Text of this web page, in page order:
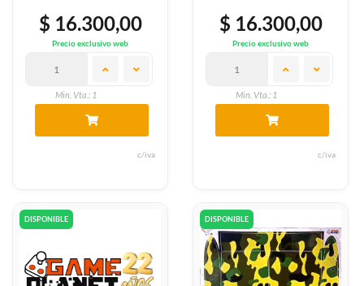
$ 16.300,00
Precio exclusivo web
Min. Vta.: 1
c/iva
$ 16.300,00
Precio exclusivo web
Min. Vta.: 1
c/iva
DISPONIBLE DISPONIBLE